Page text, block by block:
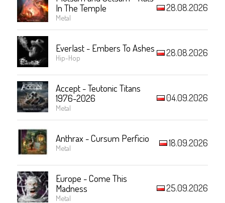
In The Temple
Metal
28.08.2026
Everlast - Embers To Ashes
Hip-Hop 28.08.2026
Accept - Teutonic Titans
1976-2026
Metal
04.09.2026
Anthrax - Cursum Perficio
Metal 18.09.2026
Europe - Come This
Madness
Metal
25.09.2026